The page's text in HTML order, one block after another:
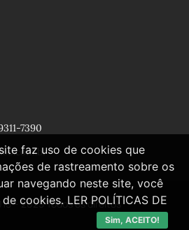
7390
– 2025 Todos os direitos
faz uso de cookies que
de rastreamento sobre os
navegando neste site, você
cookies. LER POLÍTICAS DE
Sim, ACEITO!